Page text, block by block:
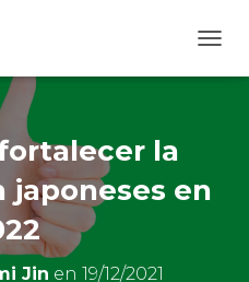
A
M
la
japoneses en
Jin en 19/12/2021